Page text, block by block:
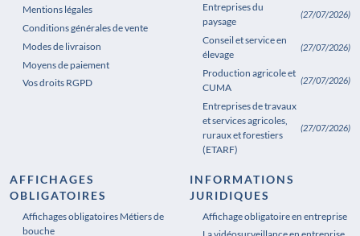
Mentions légales
Conditions générales de vente
Modes de livraison
Moyens de paiement
Vos droits RGPD
Entreprises du
paysage
(27/07/2026)
Conseil et service en
élevage
(27/07/2026)
Production agricole et
CUMA
(27/07/2026)
Entreprises de travaux
et services agricoles,
ruraux et forestiers
(ETARF)
(27/07/2026)
AFFICHAGES
OBLIGATOIRES
Affichages obligatoires Métiers de
bouche
Affichages obligatoires Pharmacie
INFORMATIONS
JURIDIQUES
Affichage obligatoire en entreprise